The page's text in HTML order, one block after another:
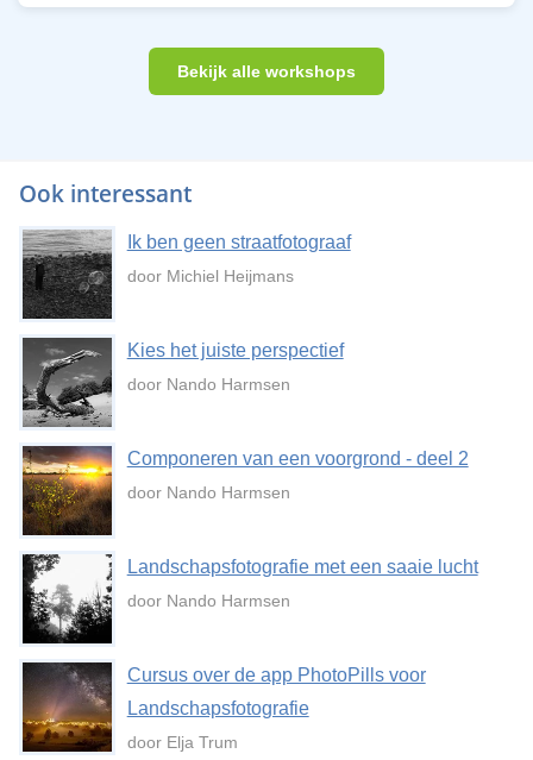
Bekijk alle workshops
Ook interessant
Ik ben geen straatfotograaf
door Michiel Heijmans
Kies het juiste perspectief
door Nando Harmsen
Componeren van een voorgrond - deel 2
door Nando Harmsen
Landschapsfotografie met een saaie lucht
door Nando Harmsen
Cursus over de app PhotoPills voor
Landschapsfotografie
door Elja Trum